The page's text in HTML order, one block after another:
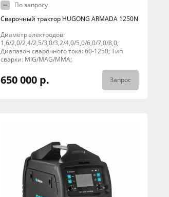
По запросу
Сварочный трактор HUGONG ARMADA 1250N
Диаметр электродов:
1,6/2,0/2,4/2,5/3,0/3,2/4,0/5,0/6,0/7,0/8,0;
Диапазон сварочного тока: 60-1250; Тип
сварки: MIG/MAG/MMA;
650 000 р. Запрос